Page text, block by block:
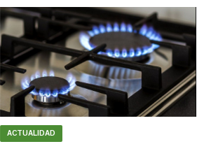
ACTUALIDAD